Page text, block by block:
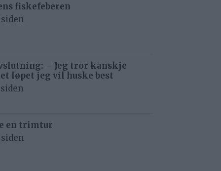
fiskefeberen
– Jeg tror kanskje
løpet jeg vil huske best
en trimtur